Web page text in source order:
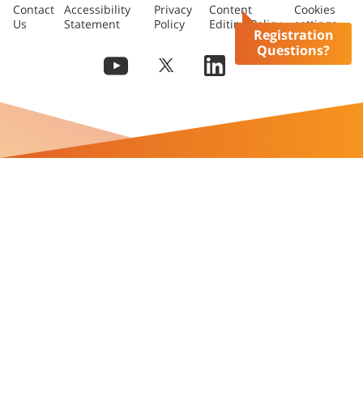
Registration
Questions?
Contact
Us
Accessibility
Statement
Privacy
Policy
Content
Editing Policy
Cookies
settings